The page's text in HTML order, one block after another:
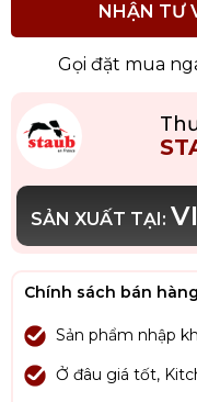
NHẬN TƯ
Gọi đặt mua
SẢN XUẤT TẠI:
Chính sách bán
Sản phẩm nhập
Ở đâu giá tốt,